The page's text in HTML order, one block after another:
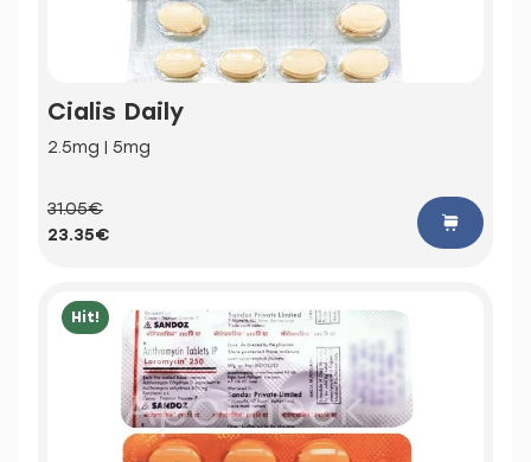
Cialis Daily
2.5mg | 5mg
31.05€
23.35€
Hit!